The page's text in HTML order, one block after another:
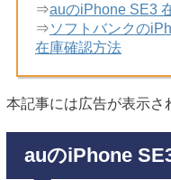
⇒auのiPhone SE3
⇒ソフトバンクの
在庫確認方法
本記事には広告が表示さ
auのiPhone